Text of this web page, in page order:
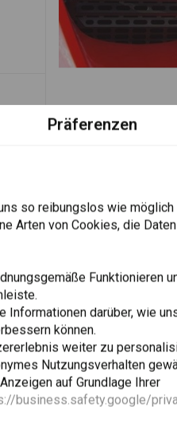
Ölkühlerschutz BMW R
Präferenzen
so reibungslos wie möglich
Arten von Cookies, die
Funktionieren
Informationen darüber, wie
können.
weiter zu
Nutzungsverhalten
auf Grundlage Ihrer
business.safety.google/